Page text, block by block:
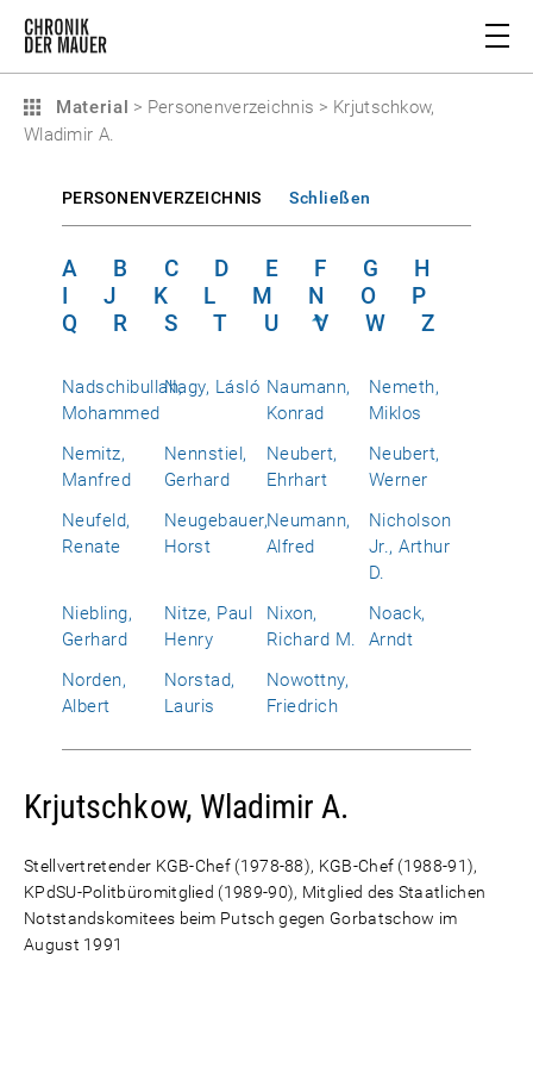
Material > Personenverzeichnis > Krjutschkow,
Wladimir A.
PERSONENVERZEICHNIS Schließen
A B C D E F G
H
I
J K L M N O
P
Q
R S T U V W Z
Nadschibullah,
Mohammed
Nagy, Lásló Naumann,
Konrad
Nemeth,
Miklos
Nemitz,
Manfred
Nennstiel,
Gerhard
Neubert,
Ehrhart
Neubert,
Werner
Neufeld,
Renate
Neugebauer,
Horst
Neumann,
Alfred
Nicholson
Jr., Arthur
D.
Niebling,
Gerhard
Nitze, Paul
Henry
Nixon,
Richard M.
Noack,
Arndt
Norden,
Albert
Norstad,
Lauris
Nowottny,
Friedrich
Krjutschkow, Wladimir A.
Stellvertretender KGB-Chef (1978-88), KGB-Chef (1988-91),
KPdSU-Politbüromitglied (1989-90), Mitglied des Staatlichen
Notstandskomitees beim Putsch gegen Gorbatschow im
August 1991